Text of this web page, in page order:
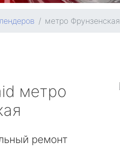
метро Фрунзенская
метро
ремонт